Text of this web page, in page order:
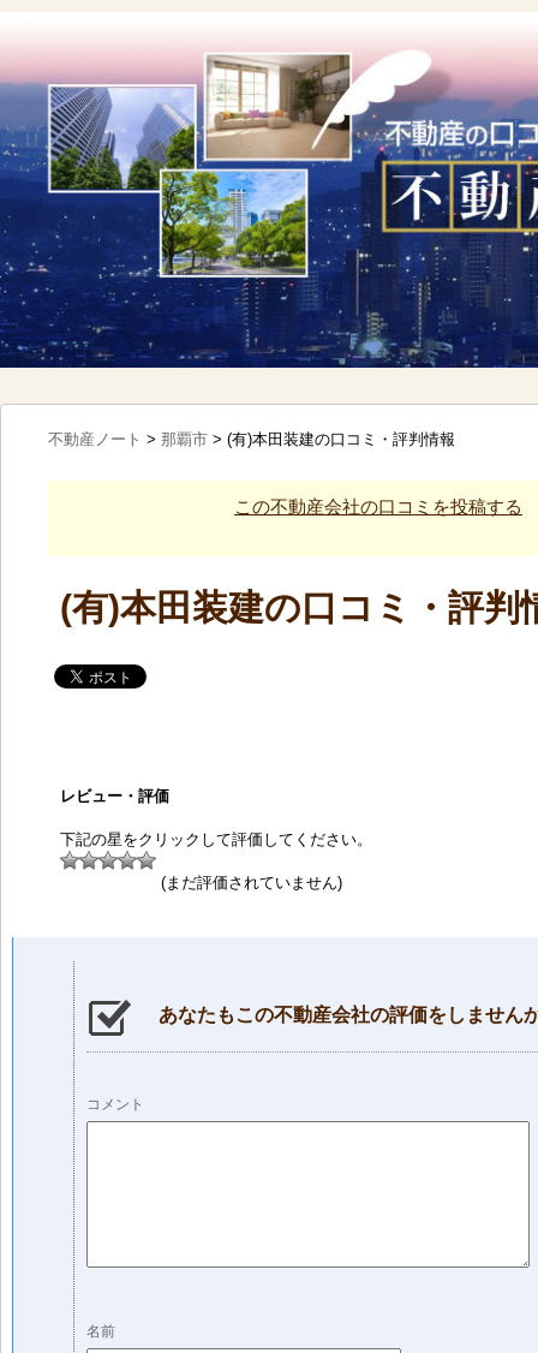
不動産ノート > 那覇市 > (有)本田装建の口コミ・評判情報
この不動産会社の口コミを投稿する
(有)本田装建の口コミ・評判
レビュー・評価
下記の星をクリックして評価してください。
(まだ評価されていません)
あなたもこの不動産会社の評価をしません
コメント
名前